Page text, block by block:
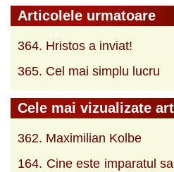
Articolele urmatoare
364. Hristos a inviat!
365. Cel mai simplu lucru
Cele mai vizualizate
362. Maximilian Kolbe
164. Cine este imparatul